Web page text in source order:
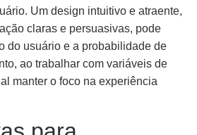
Um design intuitivo e atraente,
claras e persuasivas, pode
do usuário e a probabilidade de
ao trabalhar com variáveis de
manter o foco na experiência